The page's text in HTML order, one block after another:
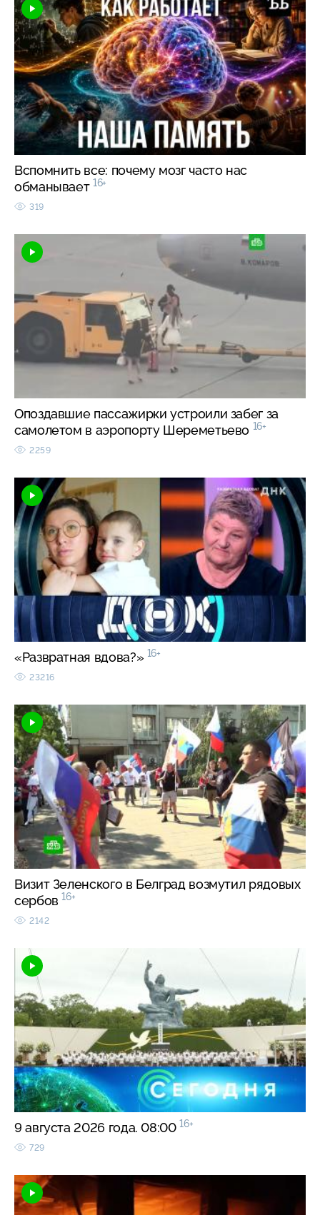
Вспомнить все: почему мозг часто нас
обманывает 16+
319
Опоздавшие пассажирки устроили забег за
самолетом в аэропорту Шереметьево 16+
2259
«Развратная вдова?» 16+
23216
Визит Зеленского в Белград возмутил рядовых
сербов 16+
2142
9 августа 2026 года. 08:00 16+
729